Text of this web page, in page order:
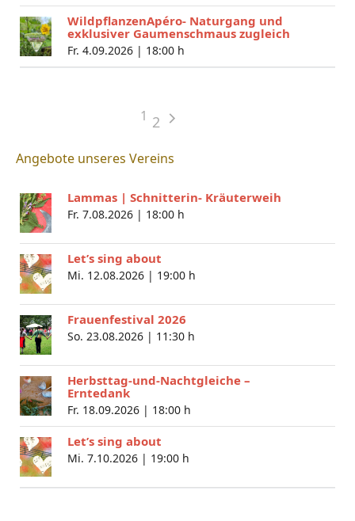
WildpflanzenApéro- Naturgang und
exklusiver Gaumenschmaus zugleich
Fr. 4.09.2026 | 18:00 h
1 2
Angebote unseres Vereins
Lammas | Schnitterin- Kräuterweih
Fr. 7.08.2026 | 18:00 h
Let’s sing about
Mi. 12.08.2026 | 19:00 h
Frauenfestival 2026
So. 23.08.2026 | 11:30 h
Herbsttag-und-Nachtgleiche –
Erntedank
Fr. 18.09.2026 | 18:00 h
Let’s sing about
Mi. 7.10.2026 | 19:00 h